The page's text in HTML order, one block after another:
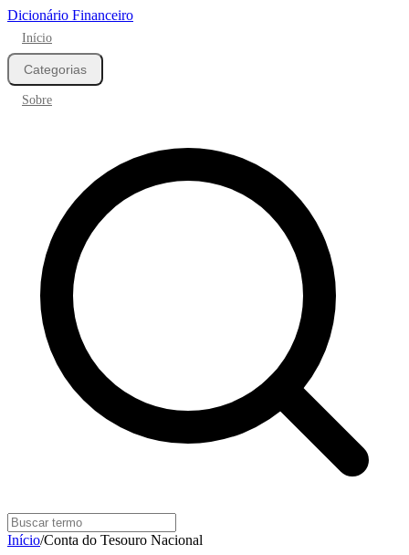
Dicionário Financeiro
Início
Categorias
Sobre
Início/Conta do Tesouro Nacional